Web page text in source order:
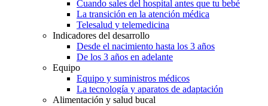
Cuando sales del hospital antes que tu bebé
La transición en la atención médica
Telesalud y telemedicina
Indicadores del desarrollo
Desde el nacimiento hasta los 3 años
De los 3 años en adelante
Equipo
Equipo y suministros médicos
La tecnología y aparatos de adaptación
Alimentación y salud bucal